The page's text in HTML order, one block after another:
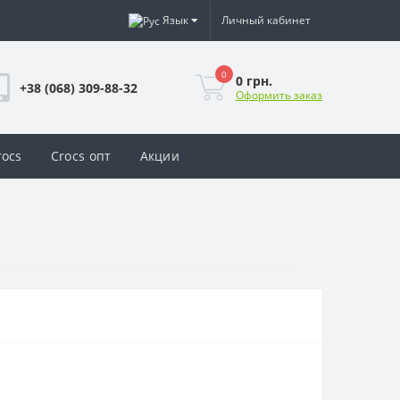
Язык Личный кабинет
+38 (068) 309-88-32
0 0 грн.
Оформить заказ
Crocs опт Акции